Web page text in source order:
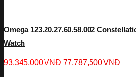
Omega 123.20.27.60.58.002
Watch
93,345,000VNĐ 77,787,500VNĐ